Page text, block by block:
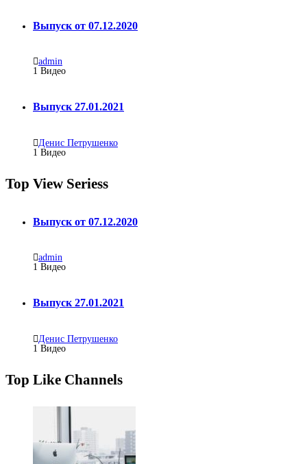
Выпуск от 07.12.2020
admin
1 Видео
Выпуск 27.01.2021
Денис Петрушенко
1 Видео
Top View Seriess
Выпуск от 07.12.2020
admin
1 Видео
Выпуск 27.01.2021
Денис Петрушенко
1 Видео
Top Like Channels